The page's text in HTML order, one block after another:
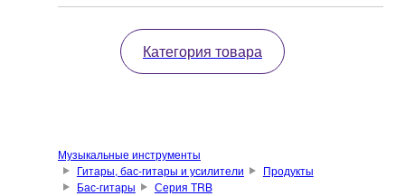
Категория товара
Музыкальные инструменты
Гитары, бас-гитары и усилители
Продукты
Бас-гитары
Серия TRB